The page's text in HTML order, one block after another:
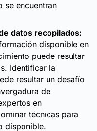
se encuentran
datos recopilados:
disponible en
puede resultar
Identificar la
resultar un desafío
de
en
técnicas para
disponible.